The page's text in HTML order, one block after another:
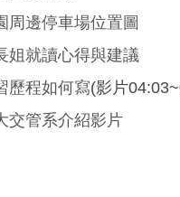
周邊停車場位置圖
姐就讀心得與建議
歷程如何寫(影片
交管系介紹影片